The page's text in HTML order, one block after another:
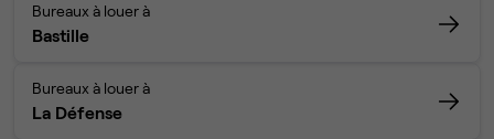
Bureaux à louer à
Bastille
Bureaux à louer à
La Défense